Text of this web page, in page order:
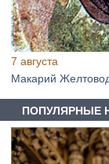
7 августа
Макарий
ПОПУЛЯРНЫЕ